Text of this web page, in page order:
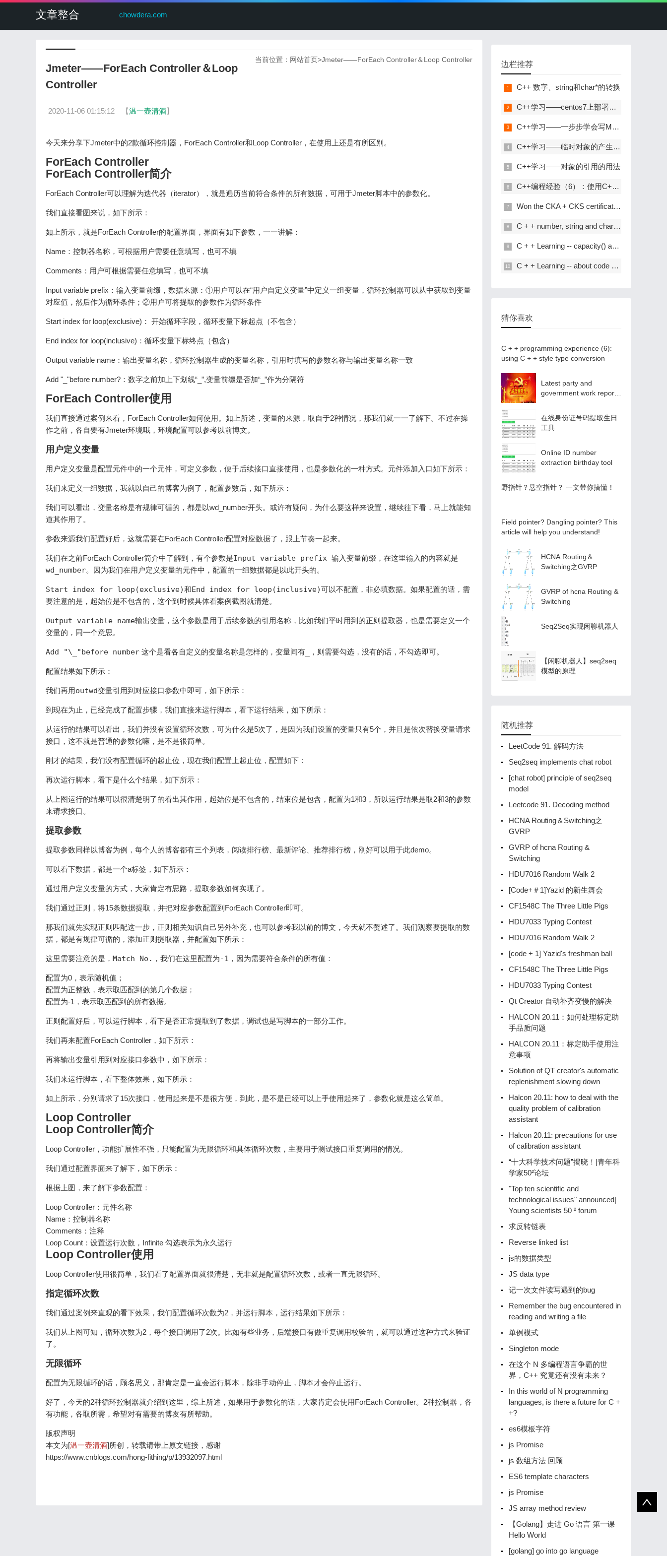
文章整合 chowdera.com
当前位置： 网站首页>Jmeter——ForEach Controller＆Loop Controller
Jmeter——ForEach Controller＆Loop
Controller
2020-11-06 01:15:12 【温一壶清酒】
今天来分享下Jmeter中的2款循环控制器，ForEach Controller和Loop Controller，在使用上还是有所区别。
ForEach Controller
ForEach Controller简介
ForEach Controller可以理解为迭代器（iterator），就是遍历当前符合条件的所有数据，可用于Jmeter脚本中的参数化。
我们直接看图来说，如下所示：
如上所示，就是ForEach Controller的配置界面，界面有如下参数，一一讲解：
Name：控制器名称，可根据用户需要任意填写，也可不填
Comments：用户可根据需要任意填写，也可不填
Input variable prefix：输入变量前缀，数据来源：①用户可以在“用户自定义变量”中定义一组变量，循环控制器可以从中获取到变量
对应值，然后作为循环条件；②用户可将提取的参数作为循环条件
Start index for loop(exclusive)： 开始循环字段，循环变量下标起点（不包含）
End index for loop(inclusive)：循环变量下标终点（包含）
Output variable name：输出变量名称，循环控制器生成的变量名称，引用时填写的参数名称与输出变量名称一致
Add "_"before number?：数字之前加上下划线“_”,变量前缀是否加“_”作为分隔符
ForEach Controller使用
我们直接通过案例来看，ForEach Controller如何使用。如上所述，变量的来源，取自于2种情况，那我们就一一了解下。不过在操
作之前，各自要有Jmeter环境哦，环境配置可以参考以前博文。
用户定义变量
用户定义变量是配置元件中的一个元件，可定义参数，便于后续接口直接使用，也是参数化的一种方式。元件添加入口如下所示：
我们来定义一组数据，我就以自己的博客为例了，配置参数后，如下所示：
我们可以看出，变量名称是有规律可循的，都是以wd_number开头。或许有疑问，为什么要这样来设置，继续往下看，马上就能知
道其作用了。
参数来源我们配置好后，这就需要在ForEach Controller配置对应数据了，跟上节奏一起来。
我们在之前ForEach Controller简介中了解到，有个参数是Input variable prefix 输入变量前缀 ，在这里输入的内容就是
wd_number。因为我们在用户定义变量的元件中，配置的一组数据都是以此开头的。
Start index for loop(exclusive)和End index for loop(inclusive)可以不配置，非必填数据。如果配置的话，需
要注意的是，起始位是不包含的，这个到时候具体看案例截图就清楚。
Output variable name输出变量，这个参数是用于后续参数的引用名称，比如我们平时用到的正则提取器，也是需要定义一个
变量的，同一个意思。
Add "\_"before number 这个是看各自定义的变量名称是怎样的，变量间有 ，则需要勾选，没有的话，不勾选即可。
配置结果如下所示：
我们再用outwd变量引用到对应接口参数中即可，如下所示：
到现在为止，已经完成了配置步骤，我们直接来运行脚本，看下运行结果，如下所示：
从运行的结果可以看出，我们并没有设置循环次数，可为什么是5次了，是因为我们设置的变量只有5个，并且是依次替换变量请求
接口，这不就是普通的参数化嘛，是不是很简单。
刚才的结果，我们没有配置循环的起止位，现在我们配置上起止位，配置如下：
再次运行脚本，看下是什么个结果，如下所示：
从上图运行的结果可以很清楚明了的看出其作用，起始位是不包含的，结束位是包含 ，配置为1和3，所以运行结果是取2和3的参数
来请求接口。
提取参数
提取参数同样以博客为例，每个人的博客都有三个列表，阅读排行榜、最新评论、推荐排行榜，刚好可以用于此demo。
可以看下数据，都是一个a标签，如下所示：
通过用户定义变量的方式，大家肯定有思路，提取参数如何实现了。
我们通过正则，将15条数据提取，并把对应参数配置到ForEach Controller即可。
那我们就先实现正则匹配这一步，正则相关知识自己另外补充，也可以参考我以前的博文，今天就不赘述了。我们观察要提取的数
据，都是有规律可循的，添加正则提取器，并配置如下所示：
这里需要注意的是， Match No. ，我们在这里配置为-1 ，因为需要符合条件的所有值：
配置为0，表示随机值；
配置为正整数，表示取匹配到的第几个数据；
配置为-1，表示取匹配到的所有数据。
正则配置好后，可以运行脚本，看下是否正常提取到了数据，调试也是写脚本的一部分工作。
我们再来配置ForEach Controller，如下所示：
再将输出变量引用到对应接口参数中，如下所示：
我们来运行脚本，看下整体效果，如下所示：
如上所示，分别请求了15次接口，使用起来是不是很方便，到此，是不是已经可以上手使用起来了，参数化就是这么简单。
Loop Controller
Loop Controller简介
Loop Controller，功能扩展性不强，只能配置为无限循环和具体循环次数，主要用于测试接口重复调用的情况。
我们通过配置界面来了解下，如下所示：
根据上图，来了解下参数配置：
Loop Controller：元件名称
Name：控制器名称
Comments：注释
Loop Count：设置运行次数，Infinite 勾选表示为永久运行
Loop Controller使用
Loop Controller使用很简单，我们看了配置界面就很清楚，无非就是配置循环次数，或者一直无限循环。
指定循环次数
我们通过案例来直观的看下效果，我们配置循环次数为2，并运行脚本，运行结果如下所示：
我们从上图可知，循环次数为2，每个接口调用了2次。比如有些业务，后端接口有做重复调用校验的，就可以通过这种方式来验证
了。
无限循环
配置为无限循环的话，顾名思义，那肯定是一直会运行脚本，除非手动停止，脚本才会停止运行。
好了，今天的2种循环控制器就介绍到这里，综上所述，如果用于参数化的话，大家肯定会使用ForEach Controller。2种控制器，各
有功能，各取所需，希望对有需要的博友有所帮助。
版权声明
本文为[温一壶清酒]所创，转载请带上原文链接，感谢
https://www.cnblogs.com/hong-fithing/p/13932097.html
边栏推荐
C++ 数字、string和char*的转换
C++学习——centos7上部署C++开发环境
C++学习——一步步学会写Makefile
C++学习——临时对象的产生与优化
C++学习——对象的引用的用法
C++编程经验（6）：使用C++风格的类型转换
Won the CKA + CKS certificate with the highest gold content in kubernetes in 31 days!
C + + number, string and char * conversion
C + + Learning -- capacity() and resize() in C + +
C + + Learning -- about code performance optimization
猜你喜欢
C + + programming experience (6):
using C + + style type conversion
Latest party and
government work report
在线身份证号码提取生日
工具
Online ID number
extraction birthday tool
️野指针？悬空指针？️ 一文带你搞懂！
Field pointer? Dangling pointer? This
article will help you understand!
HCNA Routing＆
Switching之GVRP
GVRP of hcna Routing &
Switching
Seq2Seq实现闲聊机器人
【闲聊机器人】seq2seq
模型的原理
随机推荐
LeetCode 91. 解码方法
Seq2seq implements chat robot
[chat robot] principle of seq2seq
model
Leetcode 91. Decoding method
HCNA Routing＆Switching之
GVRP
GVRP of hcna Routing &
Switching
HDU7016 Random Walk 2
[Code+＃1]Yazid 的新生舞会
CF1548C The Three Little Pigs
HDU7033 Typing Contest
HDU7016 Random Walk 2
[code + 1] Yazid's freshman ball
CF1548C The Three Little Pigs
HDU7033 Typing Contest
Qt Creator 自动补齐变慢的解决
HALCON 20.11：如何处理标定助
手品质问题
HALCON 20.11：标定助手使用注
意事项
Solution of QT creator's automatic
replenishment slowing down
Halcon 20.11: how to deal with the
quality problem of calibration
assistant
Halcon 20.11: precautions for use
of calibration assistant
“十大科学技术问题”揭晓！|青年科
学家50²论坛
"Top ten scientific and
technological issues" announced|
Young scientists 50 ² forum
求反转链表
Reverse linked list
js的数据类型
JS data type
记一次文件读写遇到的bug
Remember the bug encountered in
reading and writing a file
单例模式
Singleton mode
在这个 N 多编程语言争霸的世
界，C++ 究竟还有没有未来？
In this world of N programming
languages, is there a future for C +
+?
es6模板字符
js Promise
js 数组方法 回顾
ES6 template characters
js Promise
JS array method review
【Golang】️走进 Go 语言️ 第一课
Hello World
[golang] go into go language